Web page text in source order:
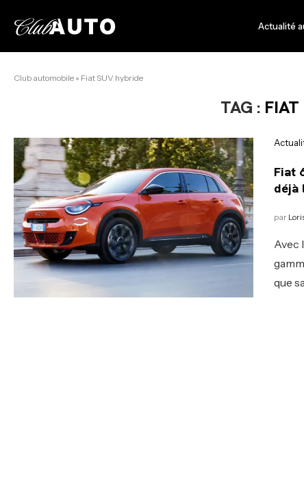
Actualité
Club automobile » Fiat SUV hybride
TAG : FIAT
Fiat
déjà
par
Avec
que